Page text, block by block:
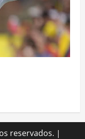
reservados. |